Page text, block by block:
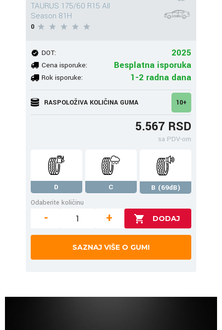
TAURUS 175/60 R15 All
Season 81H
0
DOT: 2025
Cena isporuke: Besplatna isporuka
Rok isporuke: 1-2 radna dana
RASPOLOŽIVA KOLIČINA GUMA 10+
5.567 RSD
sa PDV-om
D C
B (69dB)
Odaberite količinu
- +
SAZNAJ VIŠE O GUMI